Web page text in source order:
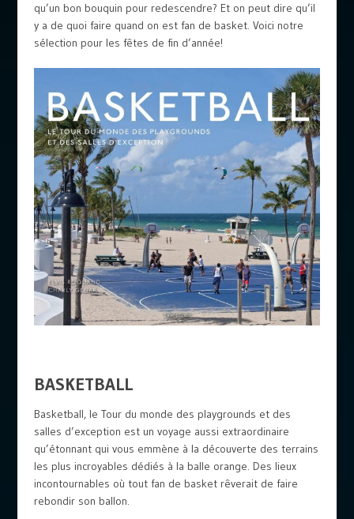
qu’un bon bouquin pour redescendre? Et on peut dire qu’il
y a de quoi faire quand on est fan de basket. Voici notre
sélection pour les fêtes de fin d’année!
BASKETBALL
Basketball, le Tour du monde des playgrounds et des
salles d’exception est un voyage aussi extraordinaire
qu’étonnant qui vous emmène à la découverte des terrains
les plus incroyables dédiés à la balle orange. Des lieux
incontournables où tout fan de basket rêverait de faire
rebondir son ballon.